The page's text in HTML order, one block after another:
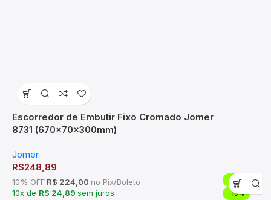
Escorredor de Embutir Fixo Cromado Jomer
8731 (670x70x300mm)
Jomer
R$248,89
10% OFF R$ 224,00 no Pix/Boleto
10x de R$ 24,89 sem juros
-10%
-10%